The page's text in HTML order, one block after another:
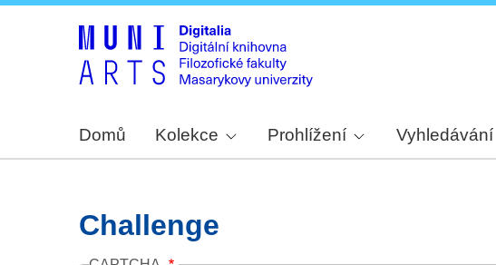
Domů Kolekce Prohlížení Vyhledávání
Challenge